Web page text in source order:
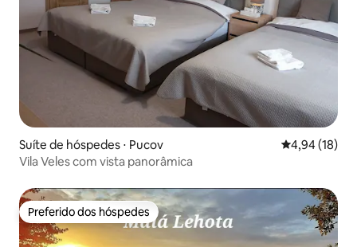
Suíte de hóspedes ⋅ Pucov 4,94 de uma
4,94 (18)
Vila Veles com vista panorâmica
Preferido dos hóspedes
Preferido dos hóspedes